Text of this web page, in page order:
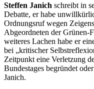
Steffen Janich schreibt in
Debatte, er habe
Ordnungsruf wegen
Abgeordneten der Grünen-
weiteres Lachen habe er
bei „kritischer
Zeitpunkt eine Verletzung
Bundestages begründet
Janich.